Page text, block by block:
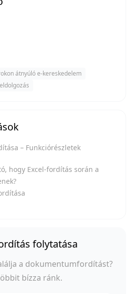
átnyúló e-kereskedelem
– Funkciórészletek
hogy Excel-fordítás során a
folytatása
a dokumentumfordítást?
bízza ránk.